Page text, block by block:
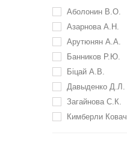
Аболонин В.О.
Азарнова А.Н.
Арутюнян А.А.
Банников Р.Ю.
Біцай А.В.
Давыденко Д.Л.
Загайнова С.К.
Кимберли Ковач